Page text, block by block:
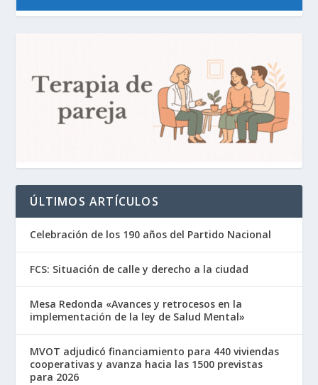
ÚLTIMOS ARTÍCULOS
Celebración de los 190 años del Partido Nacional
FCS: Situación de calle y derecho a la ciudad
Mesa Redonda «Avances y retrocesos en la
implementación de la ley de Salud Mental»
MVOT adjudicó financiamiento para 440 viviendas
cooperativas y avanza hacia las 1500 previstas
para 2026